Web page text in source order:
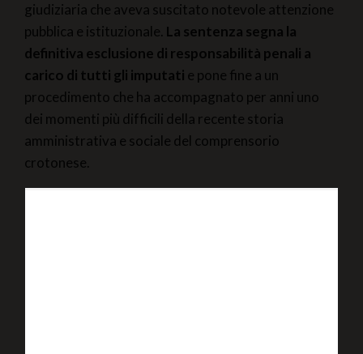
giudiziaria che aveva suscitato notevole attenzione
pubblica e istituzionale. La sentenza segna la
definitiva esclusione di responsabilità penali a
carico di tutti gli imputati e pone fine a un
procedimento che ha accompagnato per anni uno
dei momenti più difficili della recente storia
amministrativa e sociale del comprensorio
crotonese.